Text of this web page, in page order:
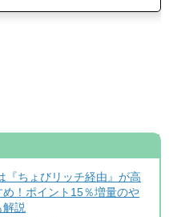
『ちょびリッチ経由』が高
！ポイント15％増量のや
解説